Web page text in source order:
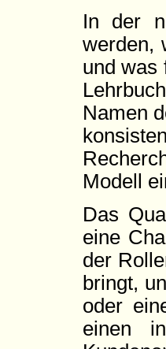
In der
werden,
und was
Namen
Modell
Das
eine
der
bringt,
oder
einen